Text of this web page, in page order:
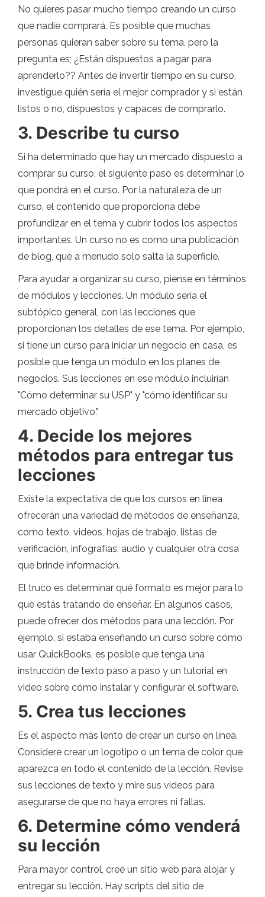
No quieres pasar mucho tiempo creando un curso
que nadie comprará. Es posible que muchas
personas quieran saber sobre su tema, pero la
pregunta es; ¿Están dispuestos a pagar para
aprenderlo?? Antes de invertir tiempo en su curso,
investigue quién sería el mejor comprador y si están
listos o no, dispuestos y capaces de comprarlo.
3. Describe tu curso
Si ha determinado que hay un mercado dispuesto a
comprar su curso, el siguiente paso es determinar lo
que pondrá en el curso. Por la naturaleza de un
curso, el contenido que proporciona debe
profundizar en el tema y cubrir todos los aspectos
importantes. Un curso no es como una publicación
de blog, que a menudo solo salta la superficie.
Para ayudar a organizar su curso, piense en términos
de módulos y lecciones. Un módulo sería el
subtópico general, con las lecciones que
proporcionan los detalles de ese tema. Por ejemplo,
si tiene un curso para iniciar un negocio en casa, es
posible que tenga un módulo en los planes de
negocios. Sus lecciones en ese módulo incluirían
"Cómo determinar su USP" y "cómo identificar su
mercado objetivo."
4. Decide los mejores
métodos para entregar tus
lecciones
Existe la expectativa de que los cursos en línea
ofrecerán una variedad de métodos de enseñanza,
como texto, videos, hojas de trabajo, listas de
verificación, infografías, audio y cualquier otra cosa
que brinde información.
El truco es determinar qué formato es mejor para lo
que estás tratando de enseñar. En algunos casos,
puede ofrecer dos métodos para una lección. Por
ejemplo, si estaba enseñando un curso sobre cómo
usar QuickBooks, es posible que tenga una
instrucción de texto paso a paso y un tutorial en
video sobre cómo instalar y configurar el software.
5. Crea tus lecciones
Es el aspecto más lento de crear un curso en línea.
Considere crear un logotipo o un tema de color que
aparezca en todo el contenido de la lección. Revise
sus lecciones de texto y mire sus videos para
asegurarse de que no haya errores ni fallas.
6. Determine cómo venderá
su lección
Para mayor control, cree un sitio web para alojar y
entregar su lección. Hay scripts del sitio de